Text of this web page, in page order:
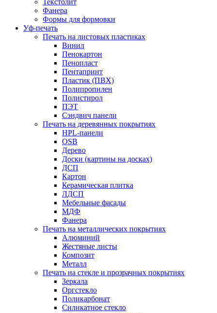
Текстолит
Фанера
Формы для формовки
Уф-печать
Печать на листовых пластиках
Винил
Пенокартон
Пенопласт
Пентапринт
Пластик (ПВХ)
Полипропилен
Полистирол
ПЭТ
Сэндвич панели
Печать на деревянных покрытиях
HPL-панели
OSB
Дерево
Доски (картины на досках)
ДСП
Картон
Керамическая плитка
ЛДСП
Мебельные фасады
МДФ
Фанера
Печать на металлических покрытиях
Алюминий
Жестяные листы
Композит
Металл
Печать на стекле и прозрачных покрытиях
Зеркала
Оргстекло
Поликарбонат
Силикатное стекло